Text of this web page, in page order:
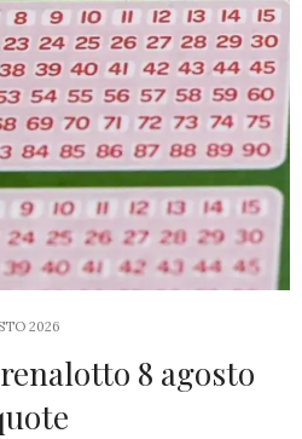
2026
8 agosto